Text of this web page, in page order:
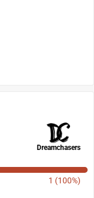
Dreamchasers
1 (100%)